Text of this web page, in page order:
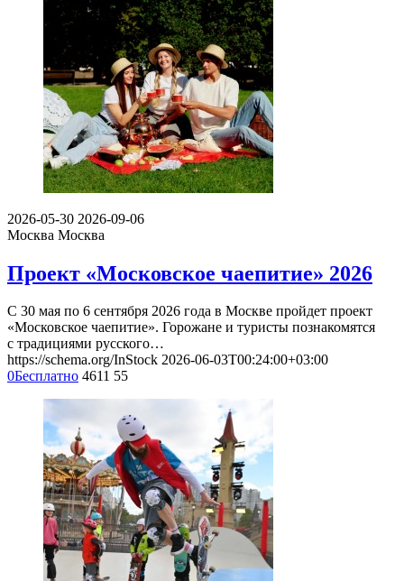
2026-05-30 2026-09-06
Москва Москва
Проект «Московское чаепитие» 2026
С 30 мая по 6 сентября 2026 года в Москве пройдет проект
«Московское чаепитие». Горожане и туристы познакомятся
с традициями русского…
https://schema.org/InStock 2026-06-03T00:24:00+03:00
0Бесплатно 4611 55